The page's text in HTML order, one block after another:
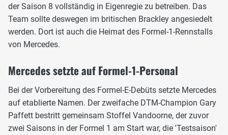
der Saison 8 vollständig in Eigenregie zu betreiben. Das
Team sollte deswegen im britischen Brackley angesiedelt
werden. Dort ist auch die Heimat des Formel-1-Rennstalls
von Mercedes.
Mercedes setzte auf Formel-1-Personal
Bei der Vorbereitung des Formel-E-Debüts setzte Mercedes
auf etablierte Namen. Der zweifache DTM-Champion Gary
Paffett bestritt gemeinsam Stoffel Vandoorne, der zuvor
zwei Saisons in der Formel 1 am Start war, die 'Testsaison'